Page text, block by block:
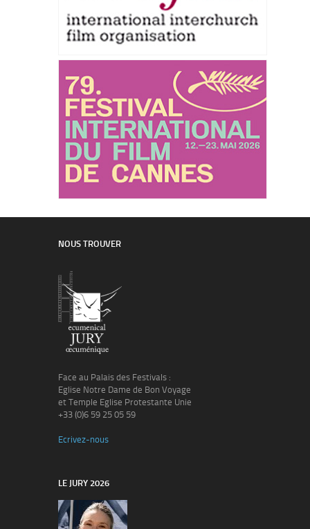
NOUS TROUVER
Face au Palais des Festivals :
Eglise Notre Dame de Bon Voyage
et Temple Eglise Protestante Unie
+33 (0)6 59 25 05 59
Ecrivez-nous
LE JURY 2026